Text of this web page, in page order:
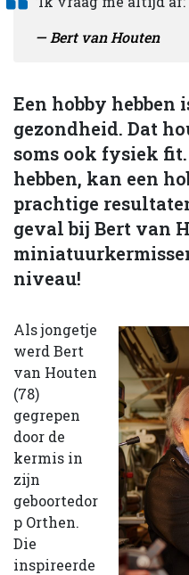
Bert van Houten
Een hobby hebben
gezondheid. Dat
soms ook fysiek
hebben, kan een
prachtige
geval bij Bert van
niveau!
Als jongetje
werd Bert
van Houten
(78)
gegrepen
door de
kermis in
zijn
geboortedor
p Orthen.
Die
inspireerde